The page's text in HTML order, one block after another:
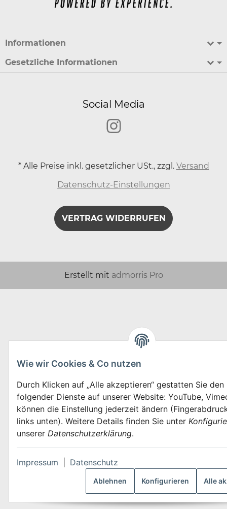
Wie wir Cookies & Co nutzen
Durch Klicken auf „Alle akzeptieren“ gestatten Sie den
folgender Dienste auf unserer Website: YouTube,
können die Einstellung jederzeit ändern
links unten). Weitere Details finden Sie unter
unserer Datenschutzerklärung.
Impressum Datenschutz
Ablehnen Konfigurieren Alle
Informationen
Gesetzliche Informationen
Social Media
*Alle Preise inkl. gesetzlicher USt., zzgl. Versand
Datenschutz-Einstellungen
VERTRAG WIDERRUFEN
Erstellt mit admorris Pro